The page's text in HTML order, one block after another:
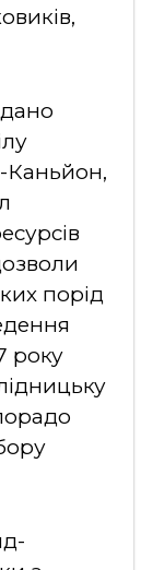
Каньйон,
порід
року